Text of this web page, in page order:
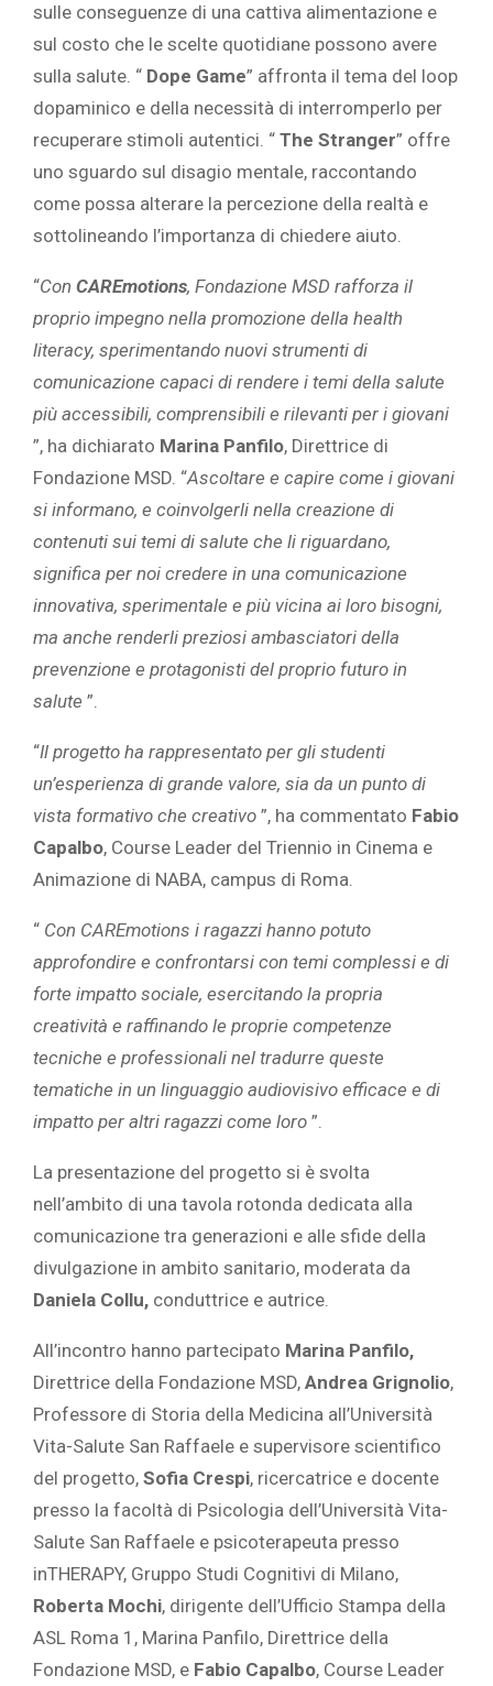
sulle conseguenze di una cattiva alimentazione e
sul costo che le scelte quotidiane possono avere
sulla salute. “ Dope Game” affronta il tema del loop
dopaminico e della necessità di interromperlo per
recuperare stimoli autentici. “ The Stranger” offre
uno sguardo sul disagio mentale, raccontando
come possa alterare la percezione della realtà e
sottolineando l’importanza di chiedere aiuto.
“Con CAREmotions, Fondazione MSD rafforza il
proprio impegno nella promozione della health
literacy, sperimentando nuovi strumenti di
comunicazione capaci di rendere i temi della salute
più accessibili, comprensibili e rilevanti per i giovani
”, ha dichiarato Marina Panfilo, Direttrice di
Fondazione MSD. “Ascoltare e capire come i giovani
si informano, e coinvolgerli nella creazione di
contenuti sui temi di salute che li riguardano,
significa per noi credere in una comunicazione
innovativa, sperimentale e più vicina ai loro bisogni,
ma anche renderli preziosi ambasciatori della
prevenzione e protagonisti del proprio futuro in
salute ”.
“Il progetto ha rappresentato per gli studenti
un’esperienza di grande valore, sia da un punto di
vista formativo che creativo ”, ha commentato Fabio
Capalbo, Course Leader del Triennio in Cinema e
Animazione di NABA, campus di Roma.
“ Con CAREmotions i ragazzi hanno potuto
approfondire e confrontarsi con temi complessi e di
forte impatto sociale, esercitando la propria
creatività e raffinando le proprie competenze
tecniche e professionali nel tradurre queste
tematiche in un linguaggio audiovisivo efficace e di
impatto per altri ragazzi come loro ”.
La presentazione del progetto si è svolta
nell’ambito di una tavola rotonda dedicata alla
comunicazione tra generazioni e alle sfide della
divulgazione in ambito sanitario, moderata da
Daniela Collu, conduttrice e autrice.
All’incontro hanno partecipato Marina Panfilo,
Direttrice della Fondazione MSD, Andrea Grignolio,
Professore di Storia della Medicina all’Università
Vita-Salute San Raffaele e supervisore scientifico
del progetto, Sofia Crespi, ricercatrice e docente
presso la facoltà di Psicologia dell’Università Vita-
Salute San Raffaele e psicoterapeuta presso
inTHERAPY, Gruppo Studi Cognitivi di Milano,
Roberta Mochi, dirigente dell’Ufficio Stampa della
ASL Roma 1, Marina Panfilo, Direttrice della
Fondazione MSD, e Fabio Capalbo, Course Leader